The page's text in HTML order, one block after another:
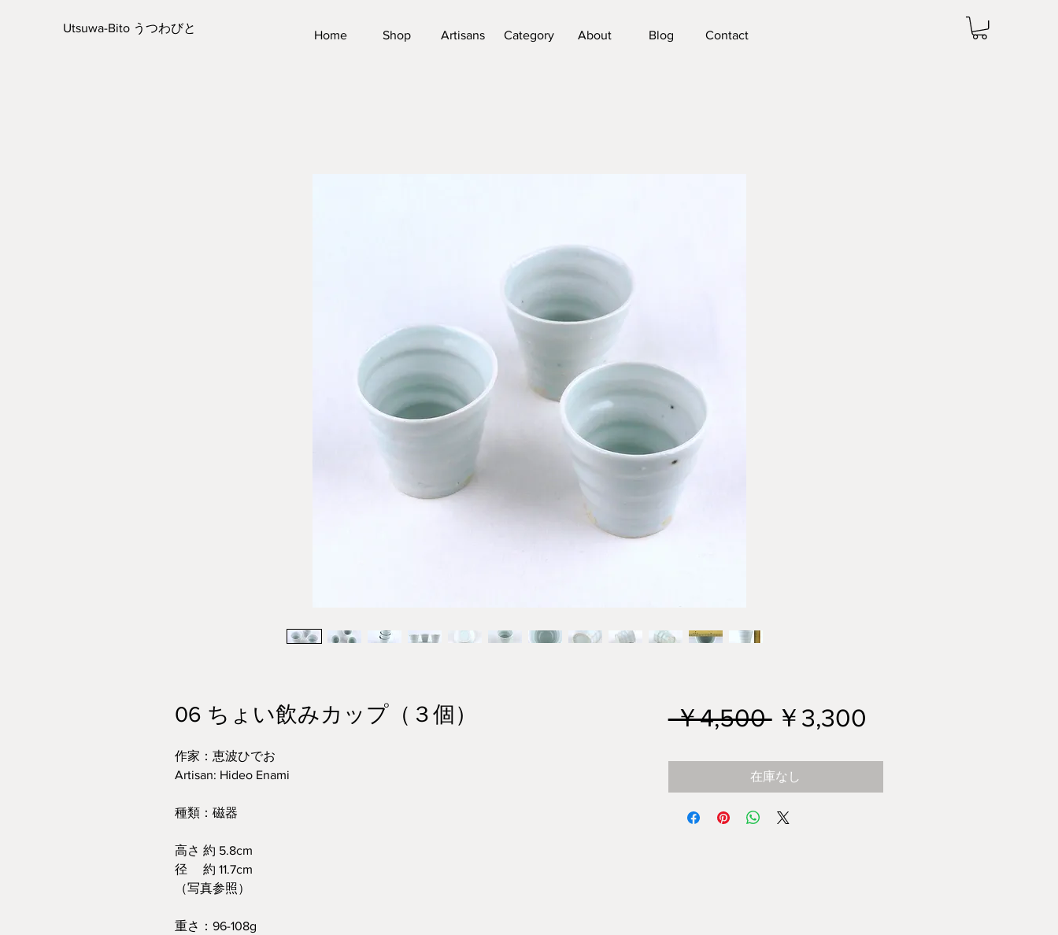
Utsuwa-Bito うつわびと
Home Shop Artisans Category About Blog Contact
06 ちょい飲みカップ（３個）
作家：恵波ひでお
Artisan: Hideo Enami
種類：磁器
高さ 約 5.8cm
径 約 11.7cm
（写真参照）
重さ：96-108g
￥4,500 通
価
格
￥3,300
ル
在庫なし